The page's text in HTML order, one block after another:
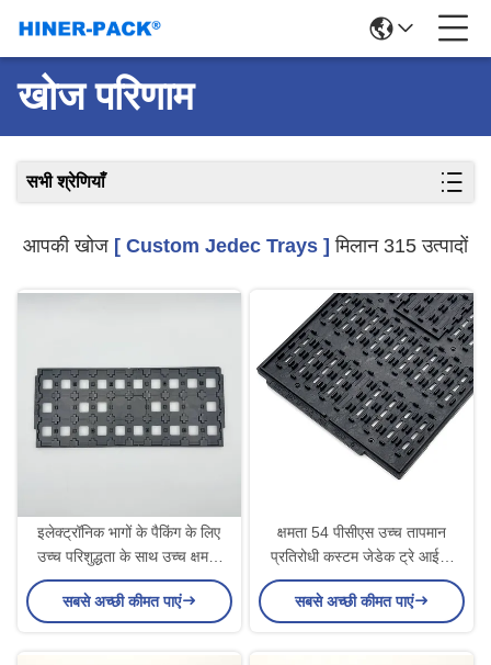
खोज परिणाम
सभी श्रेणियाँ
आपकी खोज [ Custom Jedec Trays ] मिलान 315 उत्पादों
इलेक्ट्रॉनिक भागों के पैकिंग के लिए
उच्च परिशुद्धता के साथ उच्च क्षमता
कस्टम जेडेक ट्रे
सबसे अच्छी कीमत पाएं
क्षमता 54 पीसीएस उच्च तापमान
प्रतिरोधी कस्टम जेडेक ट्रे आईसी
भंडारण के लिए
सबसे अच्छी कीमत पाएं